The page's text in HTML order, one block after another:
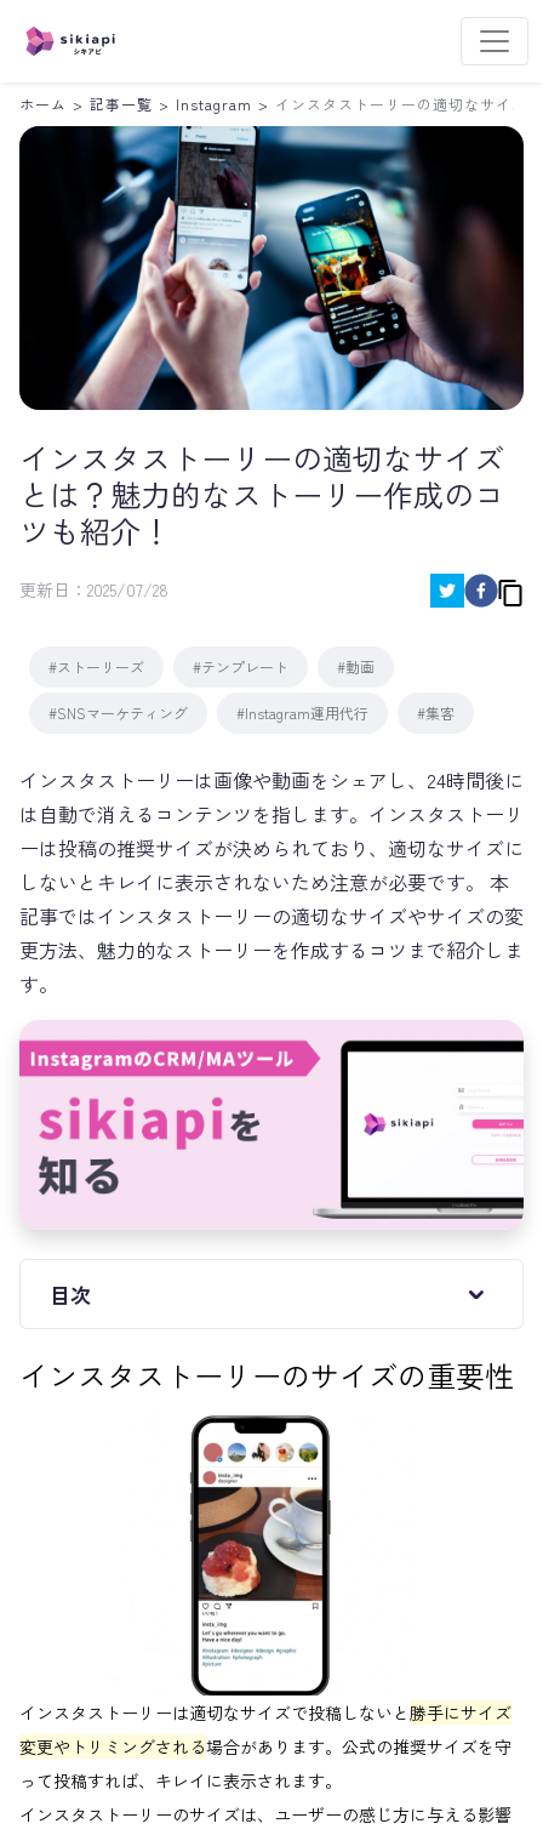
ホーム > 記事一覧 > Instagram > インスタストーリーの適切なサイズ
インスタストーリーの適切なサイズ
とは？魅力的なストーリー作成のコ
ツも紹介！
更新日： 2025/07/28
#ストーリーズ #テンプレート #動画
#SNSマーケティング #Instagram運用代行 #集客
インスタストーリーは画像や動画をシェアし、24時間後に
は自動で消えるコンテンツを指します。インスタストーリ
ーは投稿の推奨サイズが決められており、適切なサイズに
しないとキレイに表示されないため注意が必要です。 本
記事ではインスタストーリーの適切なサイズやサイズの変
更方法、魅力的なストーリーを作成するコツまで紹介しま
す。
目次
インスタストーリーのサイズの重要性
インスタストーリーは適切なサイズで投稿しないと勝手にサイズ
変更やトリミングされる場合があります。公式の推奨サイズを守
って投稿すれば、キレイに表示されます。
インスタストーリーのサイズは、ユーザーの感じ方に与える影響